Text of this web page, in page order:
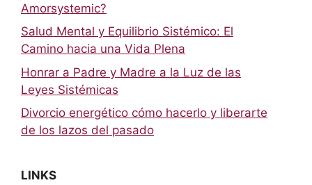
Amorsystemic?
Salud Mental y Equilibrio Sistémico: El
Camino hacia una Vida Plena
Honrar a Padre y Madre a la Luz de las
Leyes Sistémicas
Divorcio energético cómo hacerlo y liberarte
de los lazos del pasado
LINKS